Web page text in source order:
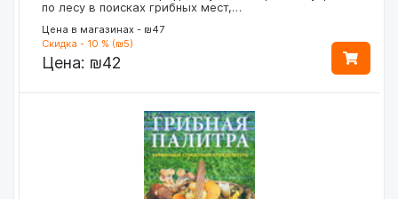
по лесу в поисках грибных мест,…
Цена в магазинах - ₪47
Скидка - 10 % (₪5)
Цена: ₪42